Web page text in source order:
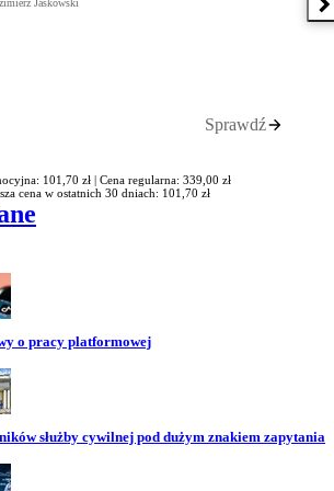
Jaśkowski
Sprawdź
101,70 zł | Cena regularna: 339,00 zł
cena w ostatnich 30 dniach: 101,70 zł
o pracy platformowej
służby cywilnej pod dużym znakiem zapytania